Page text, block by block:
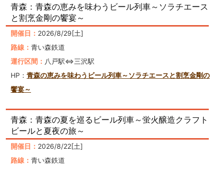
青森：青森の恵みを味わうビール列車～ソラチエース
と割烹金剛の饗宴～
開催日： 2026/8/29[土]
路線： 青い森鉄道
運行区間： 八戸駅⇔三沢駅
HP： 青森の恵みを味わうビール列車～ソラチエースと割烹金剛の
饗宴～
青森：青森の夏を巡るビール列車～蛍火醸造クラフト
ビールと夏夜の旅～
開催日： 2026/8/22[土]
路線： 青い森鉄道